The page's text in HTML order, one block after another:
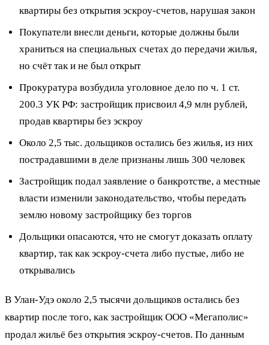
квартиры без открытия эскроу-счетов, нарушая закон
Покупатели внесли деньги, которые должны были
храниться на специальных счетах до передачи жилья,
но счёт так и не был открыт
Прокуратура возбудила уголовное дело по ч. 1 ст.
200.3 УК РФ: застройщик присвоил 4,9 млн рублей,
продав квартиры без эскроу
Около 2,5 тыс. дольщиков остались без жилья, из них
пострадавшими в деле признаны лишь 300 человек
Застройщик подал заявление о банкротстве, а местные
власти изменили законодательство, чтобы передать
землю новому застройщику без торгов
Дольщики опасаются, что не смогут доказать оплату
квартир, так как эскроу-счета либо пустые, либо не
открывались
В Улан-Удэ около 2,5 тысячи дольщиков остались без
квартир после того, как застройщик ООО «Мегаполис»
продал жильё без открытия эскроу-счетов. По данным